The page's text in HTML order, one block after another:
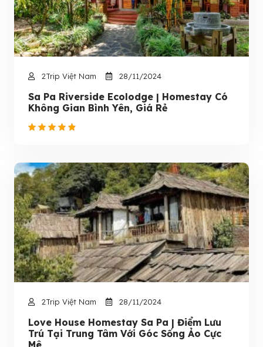
2Trip Việt Nam 28/11/2024
Sa Pa Riverside Ecolodge | Homestay Có
Không Gian Bình Yên, Giá Rẻ
2Trip Việt Nam 28/11/2024
Love House Homestay Sa Pa | Điểm Lưu
Trú Tại Trung Tâm Với Góc Sống Ảo Cực
Mê